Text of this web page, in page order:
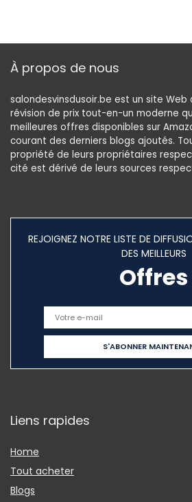
À propos de nous
salondesvinsdusoir.be est un site
révision de prix tout-en-un moderne
meilleures offres disponibles sur
courant des derniers blogs ajoutés.
propriété de leurs propriétaires
cité est dérivé de leurs sources
REJOIGNEZ NOTRE LISTE DE
DES MEILLEURS
Offres
Liens rapides
Home
Tout acheter
Blogs